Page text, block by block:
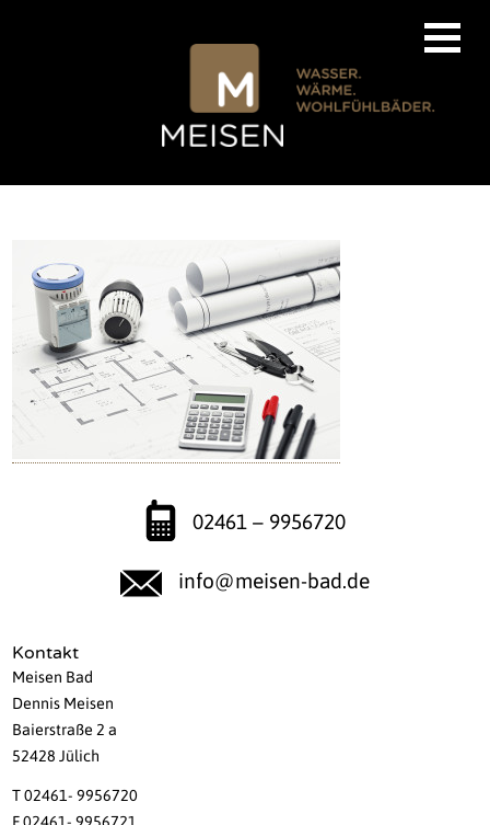
02461 – 9956720
info@meisen-bad.de
Kontakt
Meisen Bad
Dennis Meisen
Baierstraße 2 a
52428 Jülich
T 02461- 9956720